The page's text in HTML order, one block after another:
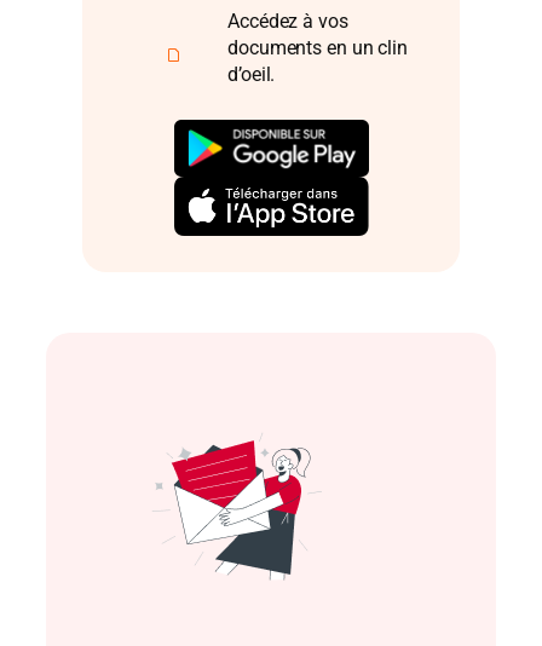
Accédez à vos
documents en un clin
d’oeil.